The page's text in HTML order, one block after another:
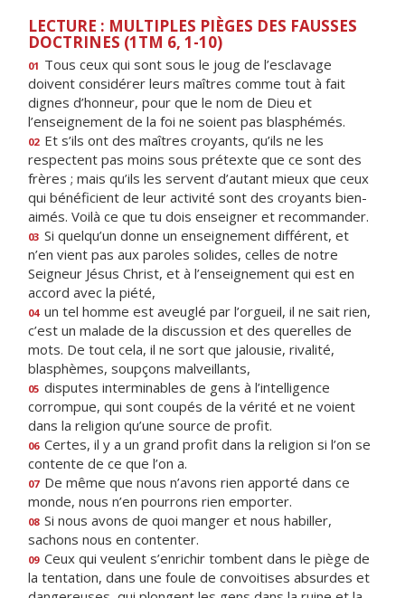
LECTURE : MULTIPLES PIÈGES DES FAUSSES
DOCTRINES (1TM 6, 1-10)
01 Tous ceux qui sont sous le joug de l’esclavage
doivent considérer leurs maîtres comme tout à fait
dignes d’honneur, pour que le nom de Dieu et
l’enseignement de la foi ne soient pas blasphémés.
02 Et s’ils ont des maîtres croyants, qu’ils ne les
respectent pas moins sous prétexte que ce sont des
frères ; mais qu’ils les servent d’autant mieux que ceux
qui bénéficient de leur activité sont des croyants bien-
aimés. Voilà ce que tu dois enseigner et recommander.
03 Si quelqu’un donne un enseignement différent, et
n’en vient pas aux paroles solides, celles de notre
Seigneur Jésus Christ, et à l’enseignement qui est en
accord avec la piété,
04 un tel homme est aveuglé par l’orgueil, il ne sait rien,
c’est un malade de la discussion et des querelles de
mots. De tout cela, il ne sort que jalousie, rivalité,
blasphèmes, soupçons malveillants,
05 disputes interminables de gens à l’intelligence
corrompue, qui sont coupés de la vérité et ne voient
dans la religion qu’une source de profit.
06 Certes, il y a un grand profit dans la religion si l’on se
contente de ce que l’on a.
07 De même que nous n’avons rien apporté dans ce
monde, nous n’en pourrons rien emporter.
08 Si nous avons de quoi manger et nous habiller,
sachons nous en contenter.
09 Ceux qui veulent s’enrichir tombent dans le piège de
la tentation, dans une foule de convoitises absurdes et